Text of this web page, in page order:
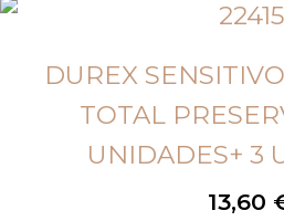
DUREX
TOTAL
UNIDADES+ 3
13,60